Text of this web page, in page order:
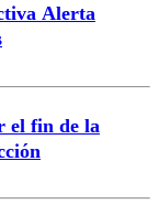
Alerta
el fin de la